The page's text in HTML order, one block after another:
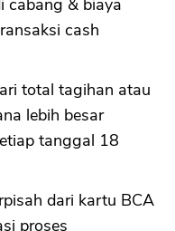
cabang & biaya
cash
total tagihan atau
lebih besar
tanggal 18
dari kartu BCA
proses